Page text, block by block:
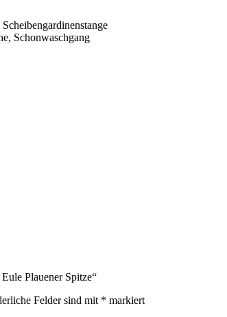
Schonwaschgang
Plauener Spitze“
Felder sind mit * markiert